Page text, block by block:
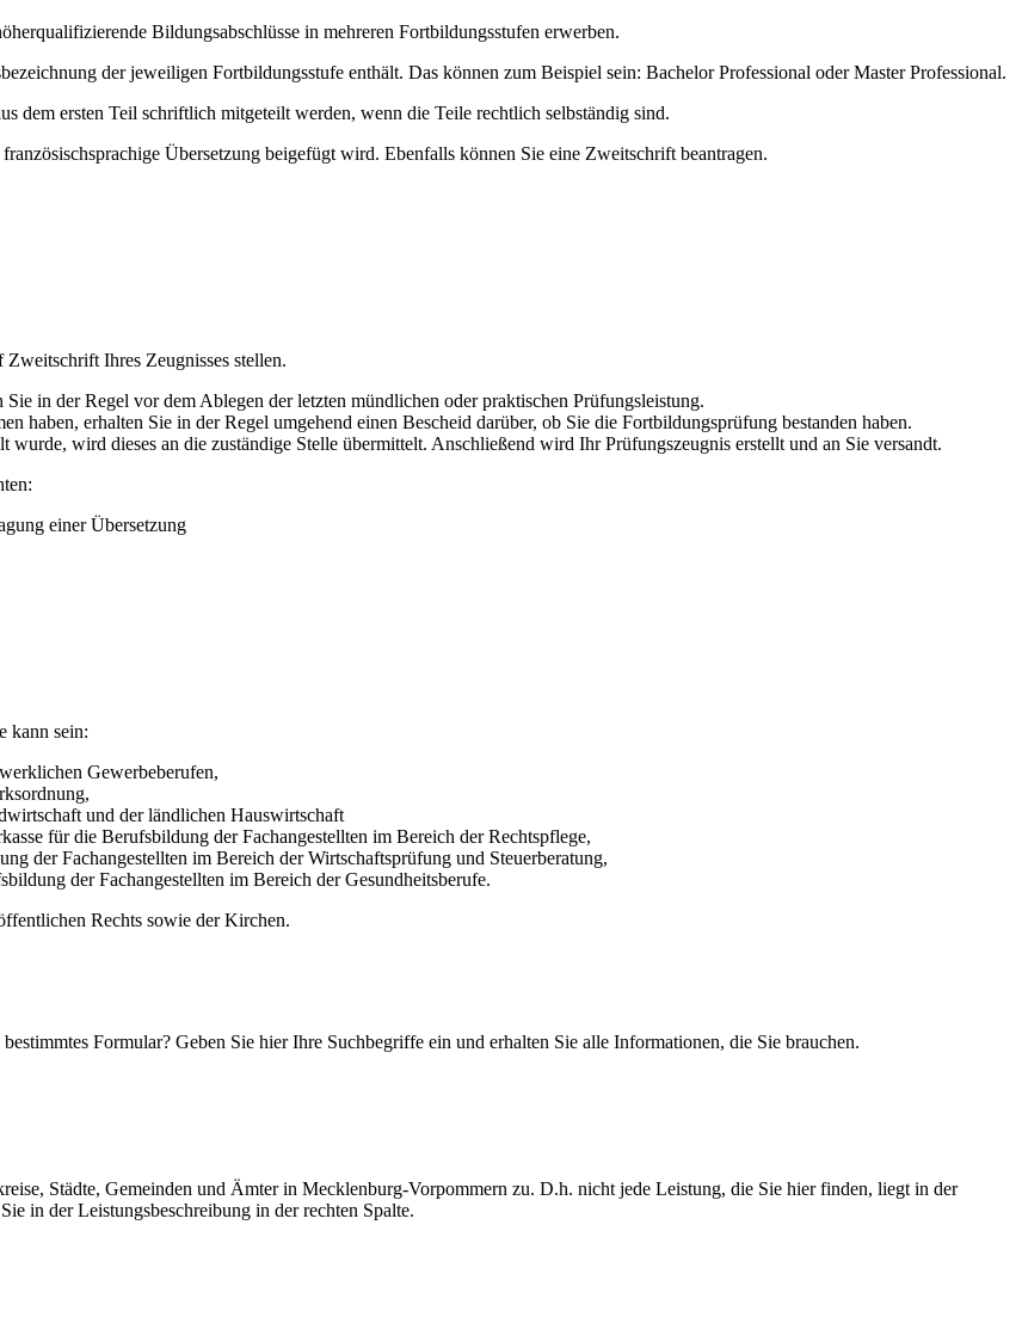
Bildungsabschlüsse in mehreren Fortbildungsstufen erwerben.
der jeweiligen Fortbildungsstufe enthält. Das können zum Beispiel sein: Bachelor Professional oder Master Professional.
dem ersten Teil schriftlich mitgeteilt werden, wenn die Teile rechtlich selbständig sind.
Übersetzung beigefügt wird. Ebenfalls können Sie eine Zweitschrift beantragen.
Ihres Zeugnisses stellen.
in der Regel vor dem Ablegen der letzten mündlichen oder praktischen Prüfungsleistung.
haben, erhalten Sie in der Regel umgehend einen Bescheid darüber, ob Sie die Fortbildungsprüfung bestanden haben.
wurde, wird dieses an die zuständige Stelle übermittelt. Anschließend wird Ihr Prüfungszeugnis erstellt und an Sie versandt.
einer Übersetzung
kann sein:
Gewerbeberufen,
und der ländlichen Hauswirtschaft
für die Berufsbildung der Fachangestellten im Bereich der Rechtspflege,
der Fachangestellten im Bereich der Wirtschaftsprüfung und Steuerberatung,
der Fachangestellten im Bereich der Gesundheitsberufe.
Rechts sowie der Kirchen.
Formular? Geben Sie hier Ihre Suchbegriffe ein und erhalten Sie alle Informationen, die Sie brauchen.
Städte, Gemeinden und Ämter in Mecklenburg-Vorpommern zu. D.h. nicht jede Leistung, die Sie hier finden, liegt in der
in der Leistungsbeschreibung in der rechten Spalte.